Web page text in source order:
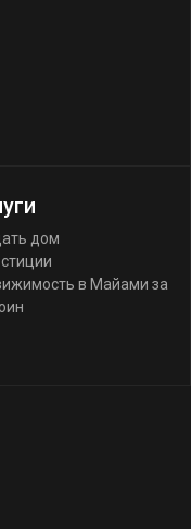
дом
в Майами за